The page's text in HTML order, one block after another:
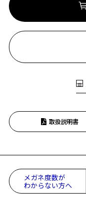
取扱説明書
メガネ度数が
わからない方へ